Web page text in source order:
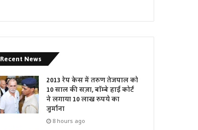
Recent News
2013 रेप केस में तरुण तेजपाल को
10 साल की सज़ा, बॉम्बे हाई कोर्ट
ने लगाया 10 लाख रुपये का
जुर्माना
8 hours ago